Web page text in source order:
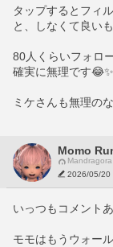
タップするとフィ
と、しなくて良い
80人くらいフォロ
確実に無理です😂✨️
ミケさんも無理の
Momo
2026/05/20
いっつもコメント
モモはもうウォー